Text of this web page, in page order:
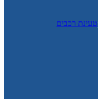
טעינת רכבים